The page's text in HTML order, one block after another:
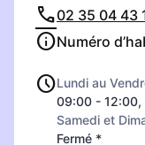
02 35 04 43
Numéro
Lundi au
09:00 - 12:00,
Samedi et
Fermé *